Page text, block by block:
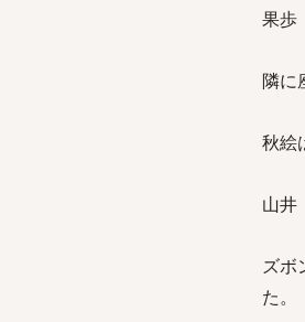
果歩
隣に
秋絵
山井
ズボ
た。